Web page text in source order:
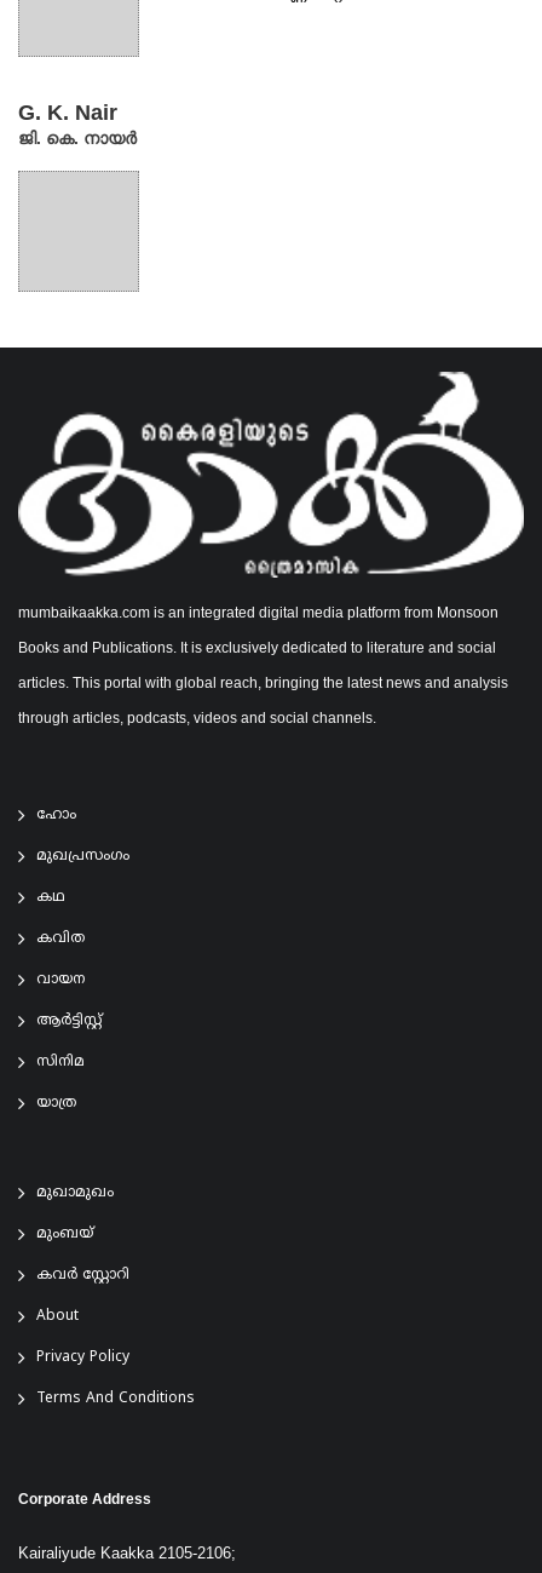
G. K. Nair
ജി. കെ. നായര്‍
mumbaikaakka.com is an integrated digital media platform from Monsoon
Books and Publications. It is exclusively dedicated to literature and social
articles. This portal with global reach, bringing the latest news and analysis
through articles, podcasts, videos and social channels.
ഹോം
മുഖപ്രസംഗം
കഥ
കവിത
വായന
ആര്‍ട്ടിസ്റ്റ്
സിനിമ
യാത്ര
മുഖാമുഖം
മുംബയ്
കവർ സ്റ്റോറി
About
Privacy Policy
Terms And Conditions
Corporate Address
Kairaliyude Kaakka 2105-2106;